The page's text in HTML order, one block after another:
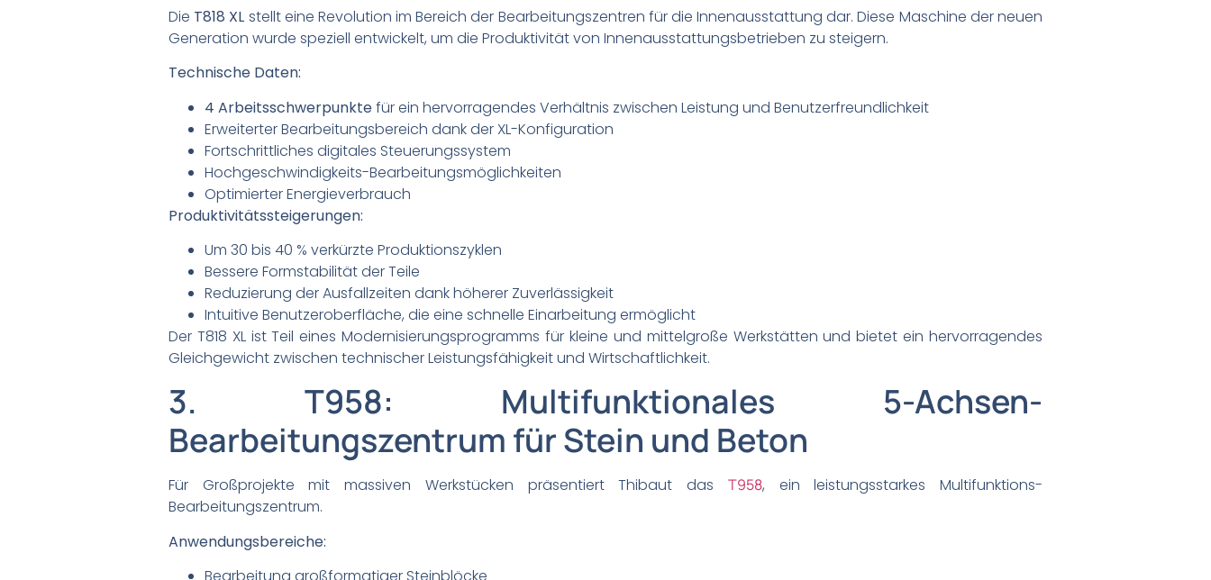
Die T818 XL stellt eine Revolution im Bereich der Bearbeitungszentren für die Innenausstattung dar. Diese Maschine der neuen
Generation wurde speziell entwickelt, um die Produktivität von Innenausstattungsbetrieben zu steigern.
Technische Daten:
4 Arbeitsschwerpunktefür ein hervorragendes Verhältnis zwischen Leistung und Benutzerfreundlichkeit
Erweiterter Bearbeitungsbereich dank der XL-Konfiguration
Fortschrittliches digitales Steuerungssystem
Hochgeschwindigkeits-Bearbeitungsmöglichkeiten
Optimierter Energieverbrauch
Produktivitätssteigerungen:
Um 30 bis 40 % verkürzte Produktionszyklen
Bessere Formstabilität der Teile
Reduzierung der Ausfallzeiten dank höherer Zuverlässigkeit
Intuitive Benutzeroberfläche, die eine schnelle Einarbeitung ermöglicht
Der T818 XL ist Teil eines Modernisierungsprogramms für kleine und mittelgroße Werkstätten und bietet ein hervorragendes
Gleichgewicht zwischen technischer Leistungsfähigkeit und Wirtschaftlichkeit.
3. T958: Multifunktionales 5-Achsen-
Bearbeitungszentrum für Stein und Beton
Für Großprojekte mit massiven Werkstücken präsentiert Thibaut das T958, ein leistungsstarkes Multifunktions-
Bearbeitungszentrum.
Anwendungsbereiche: